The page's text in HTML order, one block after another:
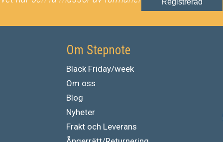
Registrerad
Om Stepnote
Black Friday/week
Om oss
Blog
Nyheter
Frakt och Leverans